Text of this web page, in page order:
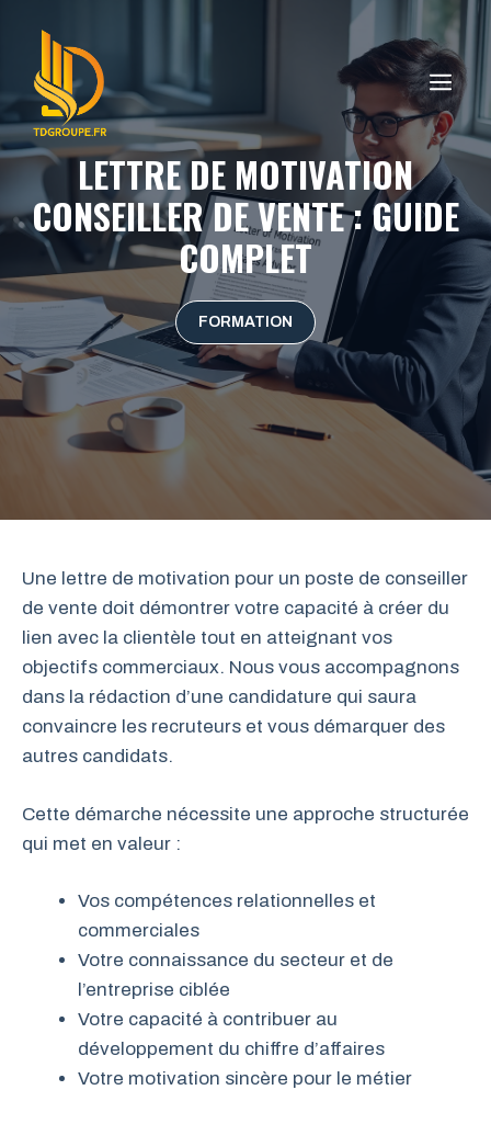
contenu
LETTRE DE MOTIVATION
CONSEILLER DE VENTE : GUIDE
COMPLET
FORMATION
Une lettre de motivation pour un poste de conseiller
de vente doit démontrer votre capacité à créer du
lien avec la clientèle tout en atteignant vos
objectifs commerciaux. Nous vous accompagnons
dans la rédaction d’une candidature qui saura
convaincre les recruteurs et vous démarquer des
autres candidats.
Cette démarche nécessite une approche structurée
qui met en valeur :
Vos compétences relationnelles et
commerciales
Votre connaissance du secteur et de
l’entreprise ciblée
Votre capacité à contribuer au
développement du chiffre d’affaires
Votre motivation sincère pour le métier